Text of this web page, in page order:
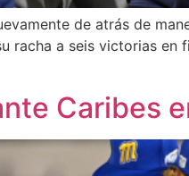
de atrás de
racha a seis victorias en
Caribes